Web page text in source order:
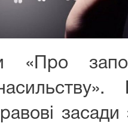
«Про
засади